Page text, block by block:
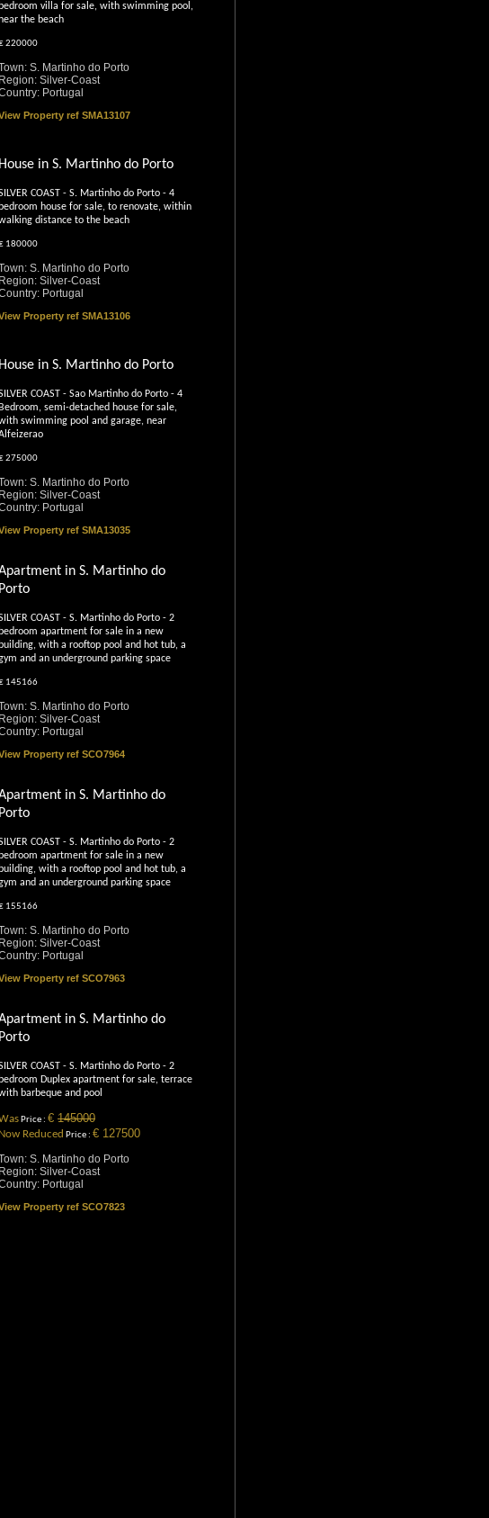
bedroom villa for sale, with swimming pool,
the beach
220000
S. Martinho do Porto
Region: Silver-Coast
Portugal
Property ref SMA13107
House in S. Martinho do Porto
COAST - S. Martinho do Porto - 4
bedroom house for sale, to renovate, within
distance to the beach
180000
S. Martinho do Porto
Region: Silver-Coast
Portugal
Property ref SMA13106
House in S. Martinho do Porto
COAST - Sao Martinho do Porto - 4
Bedroom, semi-detached house for sale,
swimming pool and garage, near
275000
S. Martinho do Porto
Region: Silver-Coast
Portugal
Property ref SMA13035
in S. Martinho do
Porto
COAST - S. Martinho do Porto - 2
bedroom apartment for sale in a new
building, with a rooftop pool and hot tub, a
and an underground parking space
145166
S. Martinho do Porto
Region: Silver-Coast
Portugal
Property ref SCO7964
in S. Martinho do
Porto
COAST - S. Martinho do Porto - 2
bedroom apartment for sale in a new
building, with a rooftop pool and hot tub, a
and an underground parking space
155166
S. Martinho do Porto
Region: Silver-Coast
Portugal
Property ref SCO7963
in S. Martinho do
Porto
COAST - S. Martinho do Porto - 2
bedroom Duplex apartment for sale, terrace
barbeque and pool
Price : € 145000
Now Reduced Price : € 127500
S. Martinho do Porto
Region: Silver-Coast
Portugal
Property ref SCO7823